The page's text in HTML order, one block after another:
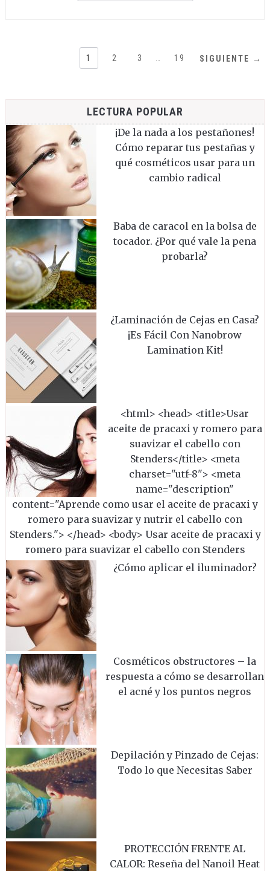
1 2 3 19 SIGUIENTE →
LECTURA POPULAR
¡De la nada a los pestañones!
Cómo reparar tus pestañas y
qué cosméticos usar para un
cambio radical
Baba de caracol en la bolsa de
tocador. ¿Por qué vale la pena
probarla?
¿Laminación de Cejas en Casa?
¡Es Fácil Con Nanobrow
Lamination Kit!
<html> <head> <title>Usar
aceite de pracaxi y romero para
suavizar el cabello con
Stenders</title> <meta
charset="utf-8"> <meta
name="description"
content="Aprende como usar el aceite de pracaxi y
romero para suavizar y nutrir el cabello con
Stenders."> </head> <body> Usar aceite de pracaxi y
romero para suavizar el cabello con Stenders
¿Cómo aplicar el iluminador?
Cosméticos obstructores – la
respuesta a cómo se desarrollan
el acné y los puntos negros
Depilación y Pinzado de Cejas:
Todo lo que Necesitas Saber
PROTECCIÓN FRENTE AL
CALOR: Reseña del Nanoil Heat